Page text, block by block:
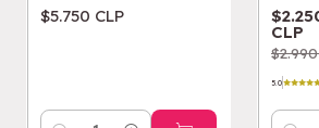
$5.750 CLP
CLP
5.0